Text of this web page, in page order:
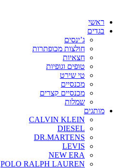
ראשי
בגדים
ג’ינסים
חולצות מכופתרות
חצאיות
טופים וגופיות
טי שירט
מכנסיים
מכנסיים קצרים
שמלות
מותגים
CALVIN KLEIN
DIESEL
DR.MARTENS
LEVIS
NEW ERA
POLO RALPH LAUREN